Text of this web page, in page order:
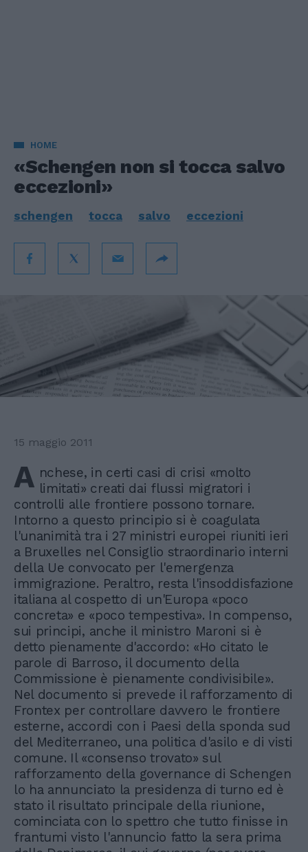
HOME
«Schengen non si tocca salvo
eccezioni»
schengen tocca salvo eccezioni
15 maggio 2011
A nchese, in certi casi di crisi «molto
limitati» creati dai flussi migratori i
controlli alle frontiere possono tornare.
Intorno a questo principio si è coagulata
l'unanimità tra i 27 ministri europei riuniti ieri
a Bruxelles nel Consiglio straordinario interni
della Ue convocato per l'emergenza
immigrazione. Peraltro, resta l'insoddisfazione
italiana al cospetto di un'Europa «poco
concreta» e «poco tempestiva». In compenso,
sui principi, anche il ministro Maroni si è
detto pienamente d'accordo: «Ho citato le
parole di Barroso, il documento della
Commissione è pienamente condivisibile».
Nel documento si prevede il rafforzamento di
Frontex per controllare davvero le frontiere
esterne, accordi con i Paesi della sponda sud
del Mediterraneo, una politica d'asilo e di visti
comune. Il «consenso trovato» sul
rafforzamento della governance di Schengen
lo ha annunciato la presidenza di turno ed è
stato il risultato principale della riunione,
cominciata con lo spettro che tutto finisse in
frantumi visto l'annuncio fatto la sera prima